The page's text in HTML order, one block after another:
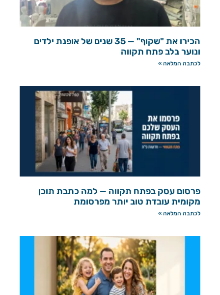
הכירו את "שקוף" — 35 שנים של אופנת ילדים
ונוער בלב פתח תקווה
לכתבה המלאה »
פרסום עסק בפתח תקווה — למה כתבת תוכן
מקומית עובדת טוב יותר מפרסומת
לכתבה המלאה »